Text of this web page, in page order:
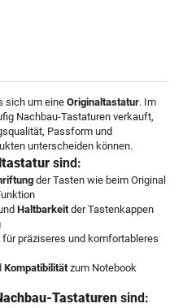
sich um eine Originaltastatur. Im
Nachbau-Tastaturen verkauft,
Passform und
unterscheiden können.
sind:
der Tasten wie beim Original
Haltbarkeitder Tastenkappen
für präziseres und komfortableres
Kompatibilitätzum Notebook
Tastaturen sind: